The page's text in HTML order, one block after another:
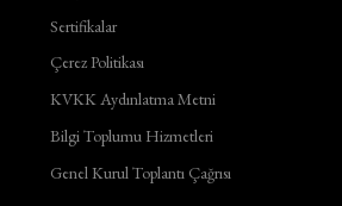
Sertifikalar
Çerez Politikası
KVKK Aydınlatma Metni
Bilgi Toplumu Hizmetleri
Genel Kurul Toplantı Çağrısı